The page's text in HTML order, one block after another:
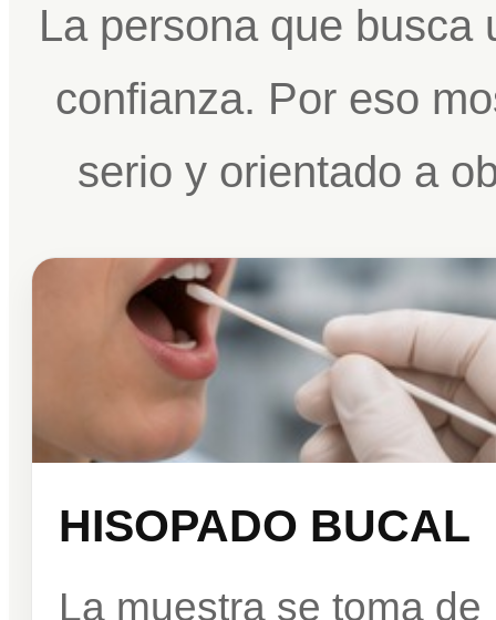
La persona que busca
confianza. Por eso
serio y orientado a
HISOPADO BUCAL
La muestra se toma de